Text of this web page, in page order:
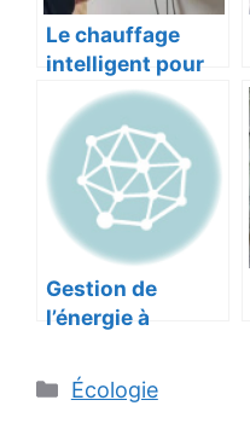
Le chauffage
intelligent pour
économiser sur
vos factures
d’énergie
Gestion de
l’énergie à
comment la
domotique peut
Catégories
Écologie